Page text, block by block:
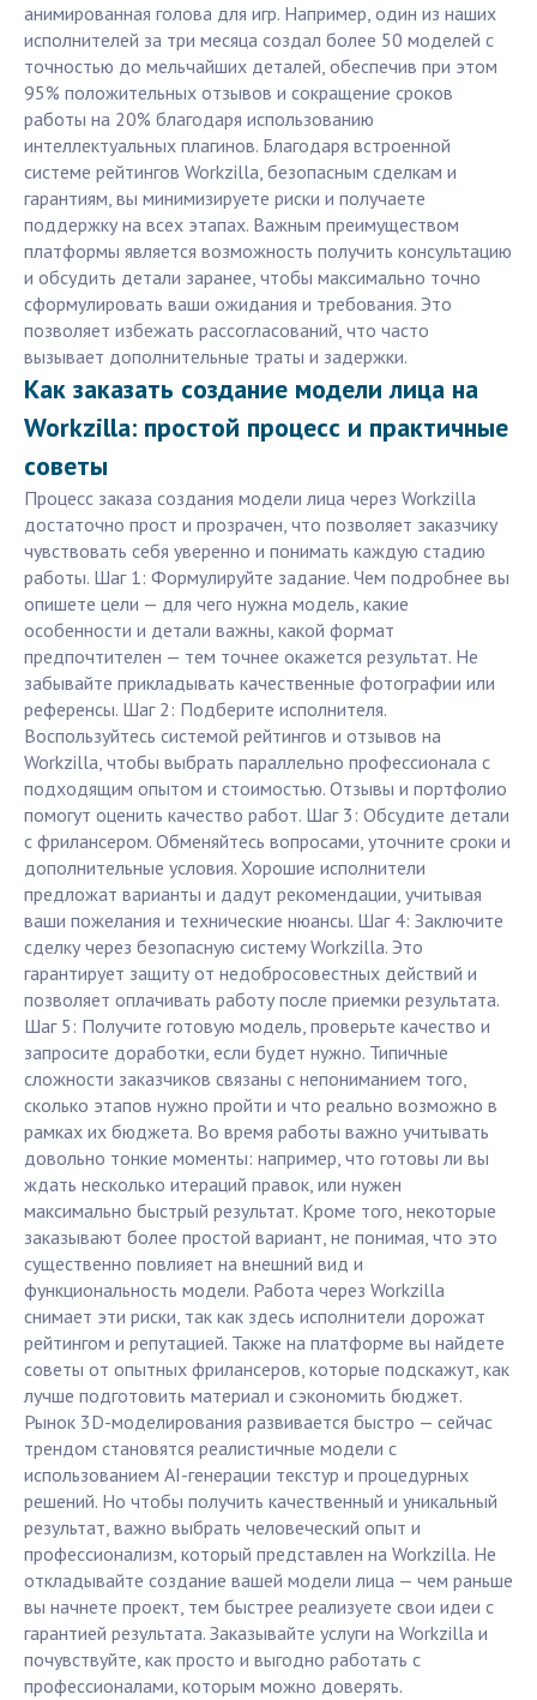
анимированная голова для игр. Например, один из наших
исполнителей за три месяца создал более 50 моделей с
точностью до мельчайших деталей, обеспечив при этом
95% положительных отзывов и сокращение сроков
работы на 20% благодаря использованию
интеллектуальных плагинов. Благодаря встроенной
системе рейтингов Workzilla, безопасным сделкам и
гарантиям, вы минимизируете риски и получаете
поддержку на всех этапах. Важным преимуществом
платформы является возможность получить консультацию
и обсудить детали заранее, чтобы максимально точно
сформулировать ваши ожидания и требования. Это
позволяет избежать рассогласований, что часто
вызывает дополнительные траты и задержки.
Как заказать создание модели лица на
Workzilla: простой процесс и практичные
советы
Процесс заказа создания модели лица через Workzilla
достаточно прост и прозрачен, что позволяет заказчику
чувствовать себя уверенно и понимать каждую стадию
работы. Шаг 1: Формулируйте задание. Чем подробнее вы
опишете цели — для чего нужна модель, какие
особенности и детали важны, какой формат
предпочтителен — тем точнее окажется результат. Не
забывайте прикладывать качественные фотографии или
референсы. Шаг 2: Подберите исполнителя.
Воспользуйтесь системой рейтингов и отзывов на
Workzilla, чтобы выбрать параллельно профессионала с
подходящим опытом и стоимостью. Отзывы и портфолио
помогут оценить качество работ. Шаг 3: Обсудите детали
с фрилансером. Обменяйтесь вопросами, уточните сроки и
дополнительные условия. Хорошие исполнители
предложат варианты и дадут рекомендации, учитывая
ваши пожелания и технические нюансы. Шаг 4: Заключите
сделку через безопасную систему Workzilla. Это
гарантирует защиту от недобросовестных действий и
позволяет оплачивать работу после приемки результата.
Шаг 5: Получите готовую модель, проверьте качество и
запросите доработки, если будет нужно. Типичные
сложности заказчиков связаны с непониманием того,
сколько этапов нужно пройти и что реально возможно в
рамках их бюджета. Во время работы важно учитывать
довольно тонкие моменты: например, что готовы ли вы
ждать несколько итераций правок, или нужен
максимально быстрый результат. Кроме того, некоторые
заказывают более простой вариант, не понимая, что это
существенно повлияет на внешний вид и
функциональность модели. Работа через Workzilla
снимает эти риски, так как здесь исполнители дорожат
рейтингом и репутацией. Также на платформе вы найдете
советы от опытных фрилансеров, которые подскажут, как
лучше подготовить материал и сэкономить бюджет.
Рынок 3D-моделирования развивается быстро — сейчас
трендом становятся реалистичные модели с
использованием AI-генерации текстур и процедурных
решений. Но чтобы получить качественный и уникальный
результат, важно выбрать человеческий опыт и
профессионализм, который представлен на Workzilla. Не
откладывайте создание вашей модели лица — чем раньше
вы начнете проект, тем быстрее реализуете свои идеи с
гарантией результата. Заказывайте услуги на Workzilla и
почувствуйте, как просто и выгодно работать с
профессионалами, которым можно доверять.